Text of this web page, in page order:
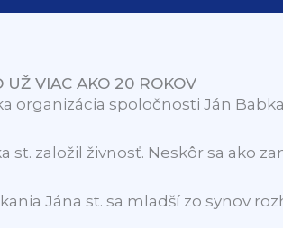
UŽ VIAC AKO 20 ROKOV
spoločnosti Ján Babka
založil živnosť. Neskôr sa ako
Jána st. sa mladší zo synov